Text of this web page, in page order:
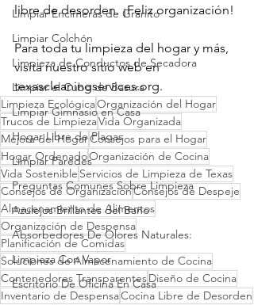
Limpiar Encimeras de Granito
Limpiar Colchón
Limpieza de Conductos de Secadora
Limpiar el Cubo de Basura
Limpiar Gimnasio en Casa
Hogar Libre de Plagas
Limpiar Paredes
Preguntas Comunes Sobre Limpieza
Azulejos Brillantes del Baño
Absorbedores De Olores Naturales:
Limpieza Con Vapor
Escritorio De Oficina En Casa
libre de desorden. ¡Feliz organización!
Para toda tu limpieza del hogar y más,
visita nuestro sitio web en
texascleaningservices.org.
Limpieza EcológicaOrganización del Hogar
Trucos de LimpiezaVida Organizada
Mejora del HogarConsejos para el Hogar
Hogar OrdenadoOrganización de Cocina
Vida Sostenible Servicios de Limpieza de Texas
Consejos de OrganizaciónConsejos de Despeje
Almacenamiento de Alimentos
Organización de Despensa
Planificación de Comidas
Soluciones de Almacenamiento de Cocina
Contenedores TransparentesDiseño de Cocina
Inventario de DespensaCocina Libre de Desorden